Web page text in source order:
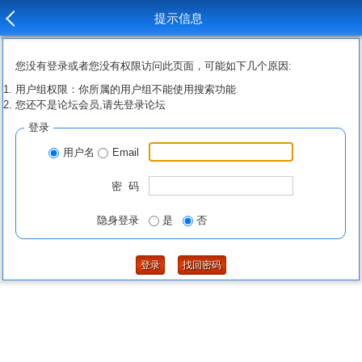
提示信息
您没有登录或者您没有权限访问此页面，可能如下几个原因:
用户组权限：你所属的用户组不能使用搜索功能
您还不是论坛会员,请先登录论坛
登录
用户名 Email
密 码
隐身登录 是 否